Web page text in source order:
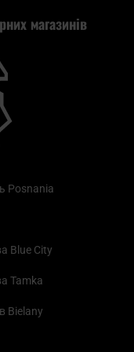
магазинів
Posnania
Blue City
Tamka
Bielany